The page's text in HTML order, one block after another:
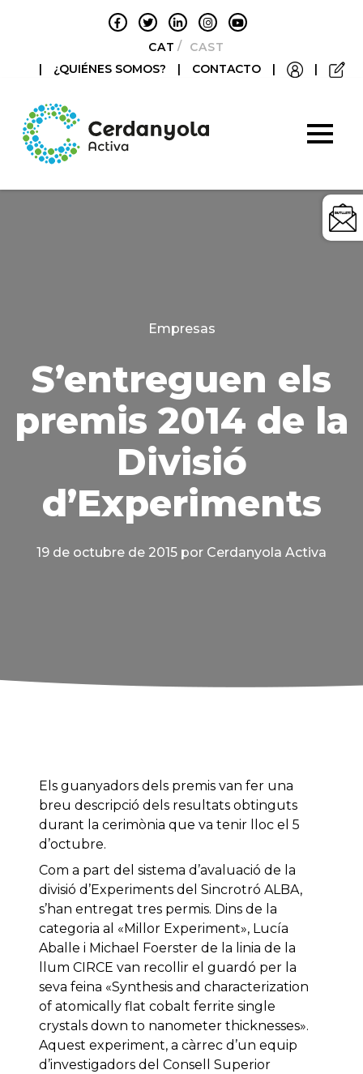
CATALÀCASTELLANO
|
¿QUIÉNES SOMOS? | CONTACTO | |
Categories
Empresas
S’entreguen els
premis 2014 de la
Divisió
d’Experiments
19 de octubre de 2015 por Cerdanyola Activa
Els guanyadors dels premis van fer una
breu descripció dels resultats obtinguts
durant la cerimònia que va tenir lloc el 5
d’octubre.
Com a part del sistema d’avaluació de la
divisió d’Experiments del Sincrotró ALBA,
s’han entregat tres permis. Dins de la
categoria al «Millor Experiment», Lucía
Aballe i Michael Foerster de la linia de la
llum CIRCE van recollir el guardó per la
seva feina «Synthesis and characterization
of atomically flat cobalt ferrite single
crystals down to nanometer thicknesses».
Aquest experiment, a càrrec d’un equip
d’investigadors del Consell Superior